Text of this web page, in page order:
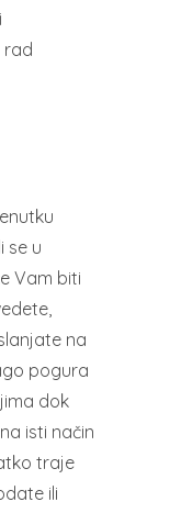
rad
se u
Vam biti
na
pogura
dok
isti način
traje
ili